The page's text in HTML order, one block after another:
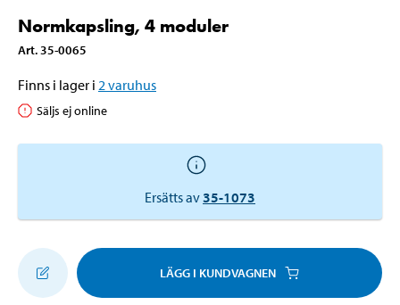
Normkapsling, 4 moduler
Art. 35-0065
Finns i lager i 2 varuhus
Säljs ej online
Ersätts av35-1073
LÄGG I KUNDVAGNEN